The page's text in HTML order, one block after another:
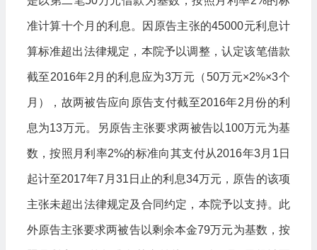
准计算十个月的利息。因原告主张的45000元利息计
算标准超出法律规定，本院予以调整，认定该笔借款
截至2016年2月的利息应为3万元（50万元×2%×3个
月），故两被告应向原告支付截至2016年2月份的利
息为13万元。另原告主张要求两被告以100万元为基
数，按照月利率2%的标准向其支付从2016年3月1日
起计至2017年7月31日止的利息34万元，原告的该项
主张未超出法律规定及合同约定，本院予以支持。此
外原告主张要求两被告以剩余本金79万元为基数，按